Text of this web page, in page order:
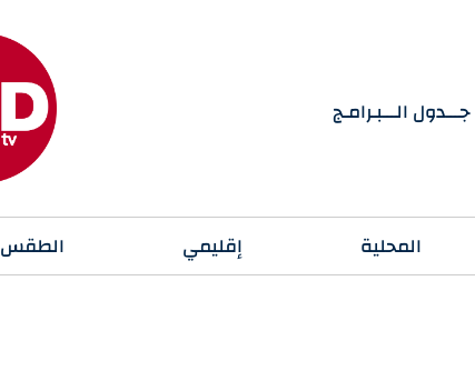
جـــدول الـــبـرامـج
المحلية إقليمي الطقس